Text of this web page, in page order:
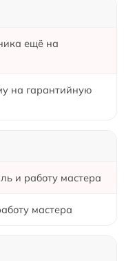
ещё на
на гарантийную
и работу мастера
мастера